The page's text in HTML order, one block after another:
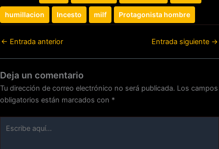
humillacion Incesto milf Protagonista hombre
← Entrada anterior Entrada siguiente →
Deja un comentario
Tu dirección de correo electrónico no será publicada. Los campos
obligatorios están marcados con *
aquí...